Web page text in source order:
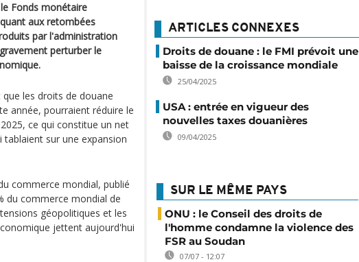
Fonds monétaire
aux retombées
par l'administration
perturber le
les droits de douane
année, pourraient réduire le
ce qui constitue un net
sur une expansion
commerce mondial, publié
du commerce mondial de
géopolitiques et les
jettent aujourd'hui
ARTICLES CONNEXES
Droits de douane : le FMI prévoit une
baisse de la croissance mondiale
25/04/2025
USA : entrée en vigueur des
nouvelles taxes douanières
09/04/2025
SUR LE MÊME PAYS
ONU : le Conseil des droits de
l'homme condamne la violence des
FSR au Soudan
07/07 - 12:07